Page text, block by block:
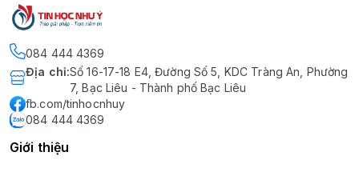
084 444 4369
Địa chỉ:Số 16-17-18 E4, Đường Số 5, KDC Tràng An, Phường
7, Bạc Liêu - Thành phố Bạc Liêu
fb.com/tinhocnhuy
084 444 4369
Giới thiệu